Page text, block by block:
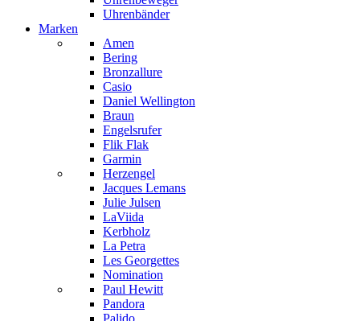
Uhrenbänder
Marken
Amen
Bering
Bronzallure
Casio
Daniel Wellington
Braun
Engelsrufer
Flik Flak
Garmin
Herzengel
Jacques Lemans
Julie Julsen
LaViida
Kerbholz
La Petra
Les Georgettes
Nomination
Paul Hewitt
Pandora
Palido